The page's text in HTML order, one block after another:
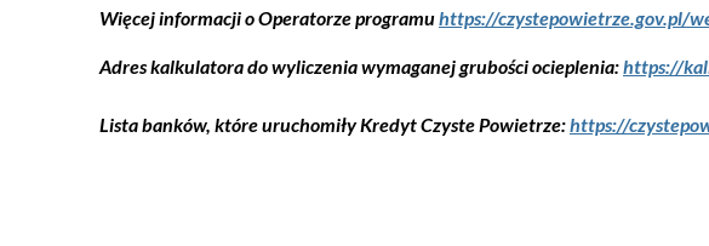
Więcej informacji o Operatorze programuhttps://czystepowietrze.gov.pl/
Adres kalkulatora do wyliczenia wymaganej grubości ocieplenia:https://
Lista banków, które uruchomiły Kredyt Czyste Powietrze:https://